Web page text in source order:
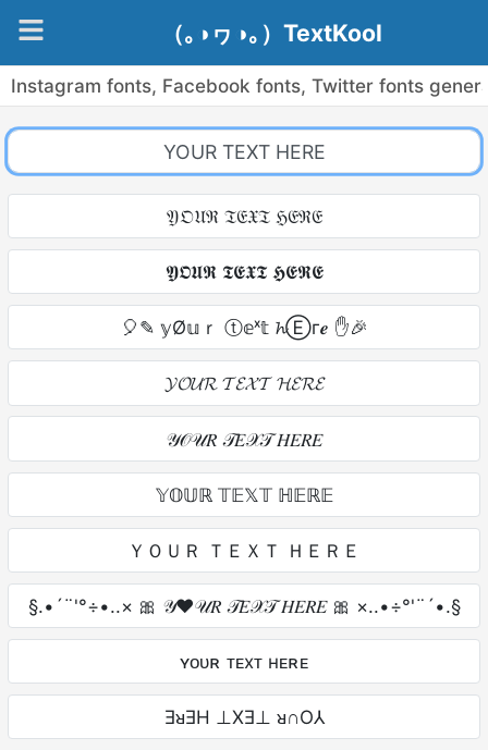
（｡◑ヮ◑｡）TextKool
Instagram fonts, Facebook fonts, Twitter fonts
𝔜𝔒𝔘ℜ 𝔗𝔈𝔛𝔗 ℌ𝔈ℜ𝔈
𝖄𝕺𝖀𝕽 𝕿𝕰𝖃𝕿 𝕳𝕰𝕽𝕰
🎈✎ 𝕪Ø𝕦ｒ ⓣ𝕖ˣ𝕥 𝓱Ⓔг𝒆 ✋🎉
𝓨𝓞𝓤𝓡 𝓣𝓔𝓧𝓣 𝓗𝓔𝓡𝓔
𝒴𝒪𝒰𝑅 𝒯𝐸𝒳𝒯 𝐻𝐸𝑅𝐸
𝕐𝕆𝕌ℝ 𝕋𝔼𝕏𝕋 ℍ𝔼ℝ𝔼
ＹＯＵＲ ＴＥＸＴ ＨＥＲＥ
§.•´¨'°÷•..× 🎀 𝒴❤𝒰𝑅 𝒯𝐸𝒳𝒯 𝐻𝐸𝑅𝐸 🎀 ×..•÷°'¨´•.§
ʏᴏᴜʀ ᴛᴇxᴛ ʜᴇʀᴇ
ƎᴚƎH ⊥XƎ⊥ ᴚ∩O⅄